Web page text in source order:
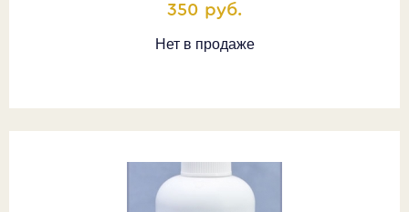
350 руб.
Нет в продаже